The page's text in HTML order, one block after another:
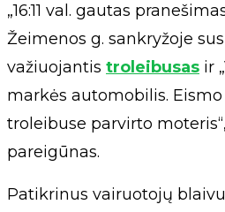
„16:11 val. gautas
Žeimenos g. sankryžoje
važiuojantis troleibusas ir
markės automobilis.
troleibuse parvirto
pareigūnas.
Patikrinus vairuotojų